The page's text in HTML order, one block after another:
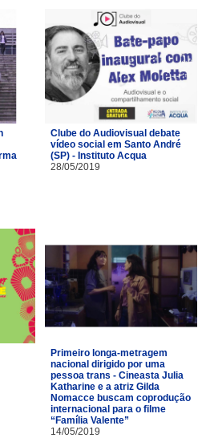
Clube do Audiovisual debate
vídeo social em Santo André
(SP) - Instituto Acqua
28/05/2019
Primeiro longa-metragem
nacional dirigido por uma
pessoa trans - Cineasta Julia
Katharine e a atriz Gilda
Nomacce buscam coprodução
internacional para o filme
“Família Valente”
14/05/2019